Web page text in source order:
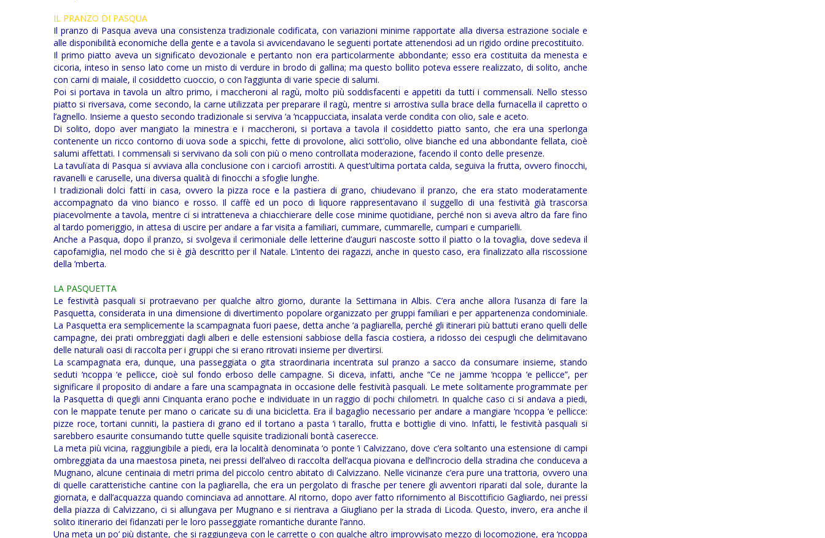
IL PRANZO DI PASQUA
Il pranzo di Pasqua aveva una consistenza tradizionale codificata, con variazioni minime rapportate alla diversa estrazione sociale e
alle disponibilità economiche della gente e a tavola si avvicendavano le seguenti portate attenendosi ad un rigido ordine precostituito.
Il primo piatto aveva un significato devozionale e pertanto non era particolarmente abbondante; esso era costituita da menesta e
cicoria, inteso in senso lato come un misto di verdure in brodo di gallina; ma questo bollito poteva essere realizzato, di solito, anche
con carni di maiale, il cosiddetto cuoccio, o con l’aggiunta di varie specie di salumi.
Poi si portava in tavola un altro primo, i maccheroni al ragù, molto più soddisfacenti e appetiti da tutti i commensali. Nello stesso
piatto si riversava, come secondo, la carne utilizzata per preparare il ragù, mentre si arrostiva sulla brace della furnacella il capretto o
l’agnello. Insieme a questo secondo tradizionale si serviva ‘a ‘ncappucciata, insalata verde condita con olio, sale e aceto.
Di solito, dopo aver mangiato la minestra e i maccheroni, si portava a tavola il cosiddetto piatto santo, che era una sperlonga
contenente un ricco contorno di uova sode a spicchi, fette di provolone, alici sott’olio, olive bianche ed una abbondante fellata, cioè
salumi affettati. I commensali si servivano da soli con più o meno controllata moderazione, facendo il conto delle presenze.
La tavulïata di Pasqua si avviava alla conclusione con i carciofi arrostiti. A quest’ultima portata calda, seguiva la frutta, ovvero finocchi,
ravanelli e caruselle, una diversa qualità di finocchi a sfoglie lunghe.
I tradizionali dolci fatti in casa, ovvero la pizza roce e la pastiera di grano, chiudevano il pranzo, che era stato moderatamente
accompagnato da vino bianco e rosso. Il caffè ed un poco di liquore rappresentavano il suggello di una festività già trascorsa
piacevolmente a tavola, mentre ci si intratteneva a chiacchierare delle cose minime quotidiane, perché non si aveva altro da fare fino
al tardo pomeriggio, in attesa di uscire per andare a far visita a familiari, cummare, cummarelle, cumpari e cumparielli.
Anche a Pasqua, dopo il pranzo, si svolgeva il cerimoniale delle letterine d’auguri nascoste sotto il piatto o la tovaglia, dove sedeva il
capofamiglia, nel modo che si è già descritto per il Natale. L’intento dei ragazzi, anche in questo caso, era finalizzato alla riscossione
della ’mberta.
LA PASQUETTA
Le festività pasquali si protraevano per qualche altro giorno, durante la Settimana in Albis. C’era anche allora l’usanza di fare la
Pasquetta, considerata in una dimensione di divertimento popolare organizzato per gruppi familiari e per appartenenza condominiale.
La Pasquetta era semplicemente la scampagnata fuori paese, detta anche ‘a pagliarella, perché gli itinerari più battuti erano quelli delle
campagne, dei prati ombreggiati dagli alberi e delle estensioni sabbiose della fascia costiera, a ridosso dei cespugli che delimitavano
delle naturali oasi di raccolta per i gruppi che si erano ritrovati insieme per divertirsi.
La scampagnata era, dunque, una passeggiata o gita straordinaria incentrata sul pranzo a sacco da consumare insieme, stando
seduti ‘ncoppa ‘e pellicce, cioè sul fondo erboso delle campagne. Si diceva, infatti, anche “Ce ne jamme ‘ncoppa ‘e pellicce”, per
significare il proposito di andare a fare una scampagnata in occasione delle festività pasquali. Le mete solitamente programmate per
la Pasquetta di quegli anni Cinquanta erano poche e individuate in un raggio di pochi chilometri. In qualche caso ci si andava a piedi,
con le mappate tenute per mano o caricate su di una bicicletta. Era il bagaglio necessario per andare a mangiare ‘ncoppa ‘e pellicce:
pizze roce, tortani cunniti, la pastiera di grano ed il tortano a pasta ‘i tarallo, frutta e bottiglie di vino. Infatti, le festività pasquali si
sarebbero esaurite consumando tutte quelle squisite tradizionali bontà caserecce.
La meta più vicina, raggiungibile a piedi, era la località denominata ‘o ponte ‘i Calvizzano, dove c’era soltanto una estensione di campi
ombreggiata da una maestosa pineta, nei pressi dell’alveo di raccolta dell’acqua piovana e dell’incrocio della stradina che conduceva a
Mugnano, alcune centinaia di metri prima del piccolo centro abitato di Calvizzano. Nelle vicinanze c’era pure una trattoria, ovvero una
di quelle caratteristiche cantine con la pagliarella, che era un pergolato di frasche per tenere gli avventori riparati dal sole, durante la
giornata, e dall’acquazza quando cominciava ad annottare. Al ritorno, dopo aver fatto rifornimento al Biscottificio Gagliardo, nei pressi
della piazza di Calvizzano, ci si allungava per Mugnano e si rientrava a Giugliano per la strada di Licoda. Questo, invero, era anche il
solito itinerario dei fidanzati per le loro passeggiate romantiche durante l’anno.
Una meta un po’ più distante, che si raggiungeva con le carrette o con qualche altro improvvisato mezzo di locomozione, era ‘ncoppa